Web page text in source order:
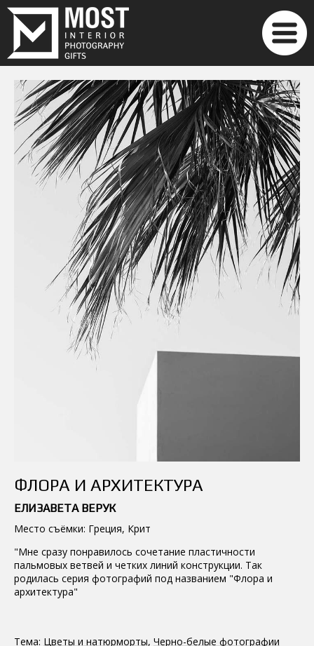
ФЛОРА И АРХИТЕКТУРА
ЕЛИЗАВЕТА ВЕРУК
Место съёмки: Греция, Крит
"Мне сразу понравилось сочетание пластичности
пальмовых ветвей и четких линий конструкции. Так
родилась серия фотографий под названием "Флора и
архитектура"
Тема: Цветы и натюрморты, Черно-белые фотографии